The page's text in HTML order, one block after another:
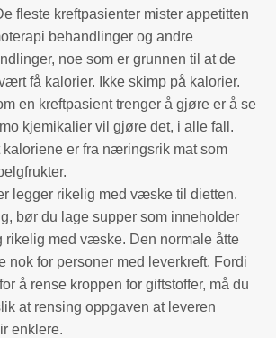
fleste kreftpasienter mister appetitten
behandlinger og andre
noe som er grunnen til at de
få kalorier. Ikke skimp på kalorier.
en kreftpasient trenger å gjøre er å se
kjemikalier vil gjøre det, i alle fall.
er fra næringsrik mat som
legger rikelig med væske til dietten.
bør du lage supper som inneholder
rikelig med væske. Den normale åtte
nok for personer med leverkreft. Fordi
å rense kroppen for giftstoffer, må du
at rensing oppgaven at leveren
enklere.